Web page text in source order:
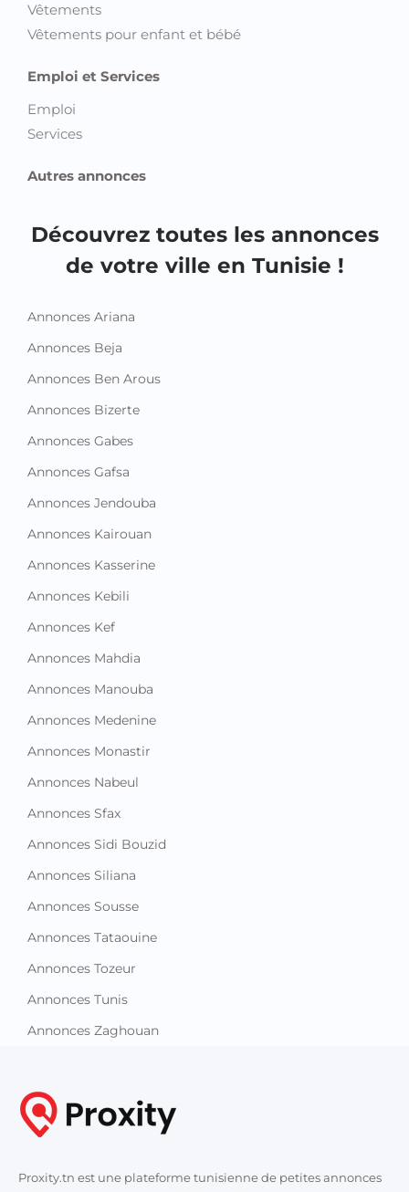
Vêtements
Vêtements pour enfant et bébé
Emploi et Services
Emploi
Services
Autres annonces
Découvrez toutes les annonces
de votre ville en Tunisie !
Annonces Ariana
Annonces Beja
Annonces Ben Arous
Annonces Bizerte
Annonces Gabes
Annonces Gafsa
Annonces Jendouba
Annonces Kairouan
Annonces Kasserine
Annonces Kebili
Annonces Kef
Annonces Mahdia
Annonces Manouba
Annonces Medenine
Annonces Monastir
Annonces Nabeul
Annonces Sfax
Annonces Sidi Bouzid
Annonces Siliana
Annonces Sousse
Annonces Tataouine
Annonces Tozeur
Annonces Tunis
Annonces Zaghouan
Proxity.tn est une plateforme tunisienne de petites annonces